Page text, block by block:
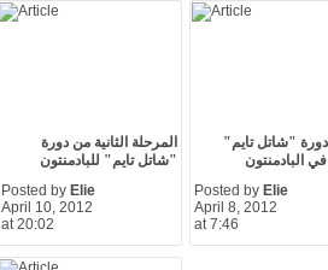
المرحلة الثانية من دورة
"شاتل تايم" للبادمنتون
Posted by Elie
April 10, 2012
at 20:02
دورة "شاتل تايم"
في البادمنتون
Posted by Elie
April 8, 2012
at 7:46